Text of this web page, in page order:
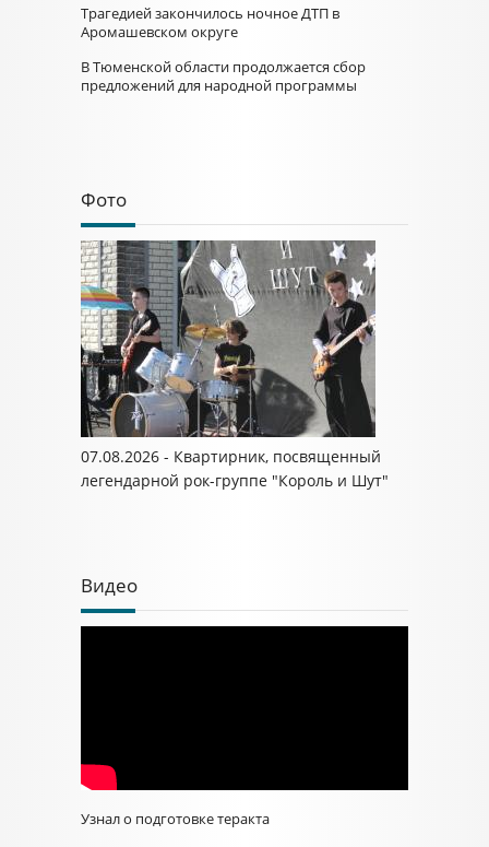
Трагедией закончилось ночное ДТП в
Аромашевском округе
В Тюменской области продолжается сбор
предложений для народной программы
Фото
07.08.2026 - Квартирник, посвященный
легендарной рок-группе "Король и Шут"
Видео
Узнал о подготовке теракта